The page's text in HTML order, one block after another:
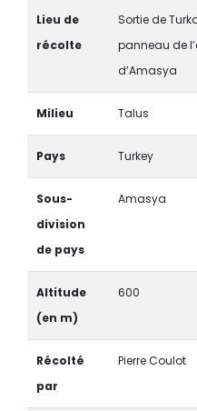
Lieu de
récolte
Sortie de
panneau de
d’Amasya
Milieu Talus
Pays Turkey
Sous-
division
de pays
Amasya
Altitude
(en m)
600
Récolté
par
Pierre Coulot